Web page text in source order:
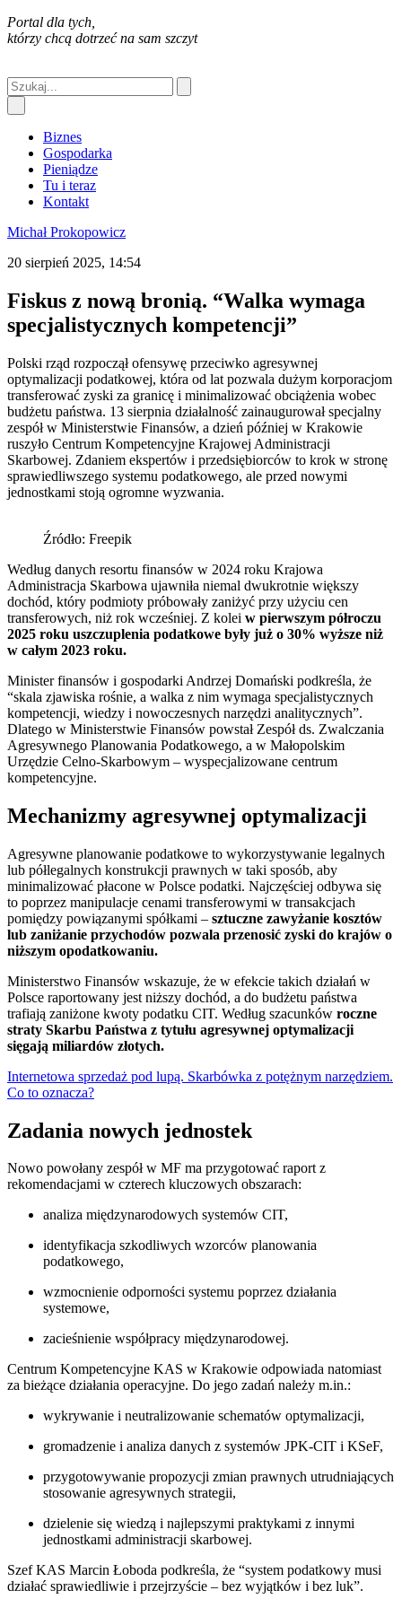
Portal dla tych,
którzy chcą dotrzeć na sam szczyt
Biznes
Gospodarka
Pieniądze
Tu i teraz
Kontakt
Michał Prokopowicz
20 sierpień 2025, 14:54
Fiskus z nową bronią. “Walka wymaga
specjalistycznych kompetencji”
Polski rząd rozpoczął ofensywę przeciwko agresywnej
optymalizacji podatkowej, która od lat pozwala dużym korporacjom
transferować zyski za granicę i minimalizować obciążenia wobec
budżetu państwa. 13 sierpnia działalność zainaugurował specjalny
zespół w Ministerstwie Finansów, a dzień później w Krakowie
ruszyło Centrum Kompetencyjne Krajowej Administracji
Skarbowej. Zdaniem ekspertów i przedsiębiorców to krok w stronę
sprawiedliwszego systemu podatkowego, ale przed nowymi
jednostkami stoją ogromne wyzwania.
Źródło: Freepik
Według danych resortu finansów w 2024 roku Krajowa
Administracja Skarbowa ujawniła niemal dwukrotnie większy
dochód, który podmioty próbowały zaniżyć przy użyciu cen
transferowych, niż rok wcześniej. Z kolei w pierwszym półroczu
2025 roku uszczuplenia podatkowe były już o 30% wyższe niż
w całym 2023 roku.
Minister finansów i gospodarki Andrzej Domański podkreśla, że
“skala zjawiska rośnie, a walka z nim wymaga specjalistycznych
kompetencji, wiedzy i nowoczesnych narzędzi analitycznych”.
Dlatego w Ministerstwie Finansów powstał Zespół ds. Zwalczania
Agresywnego Planowania Podatkowego, a w Małopolskim
Urzędzie Celno-Skarbowym – wyspecjalizowane centrum
kompetencyjne.
Mechanizmy agresywnej optymalizacji
Agresywne planowanie podatkowe to wykorzystywanie legalnych
lub półlegalnych konstrukcji prawnych w taki sposób, aby
minimalizować płacone w Polsce podatki. Najczęściej odbywa się
to poprzez manipulacje cenami transferowymi w transakcjach
pomiędzy powiązanymi spółkami – sztuczne zawyżanie kosztów
lub zaniżanie przychodów pozwala przenosić zyski do krajów o
niższym opodatkowaniu.
Ministerstwo Finansów wskazuje, że w efekcie takich działań w
Polsce raportowany jest niższy dochód, a do budżetu państwa
trafiają zaniżone kwoty podatku CIT. Według szacunków roczne
straty Skarbu Państwa z tytułu agresywnej optymalizacji
sięgają miliardów złotych.
Internetowa sprzedaż pod lupą. Skarbówka z potężnym narzędziem.
Co to oznacza?
Zadania nowych jednostek
Nowo powołany zespół w MF ma przygotować raport z
rekomendacjami w czterech kluczowych obszarach:
analiza międzynarodowych systemów CIT,
identyfikacja szkodliwych wzorców planowania
podatkowego,
wzmocnienie odporności systemu poprzez działania
systemowe,
zacieśnienie współpracy międzynarodowej.
Centrum Kompetencyjne KAS w Krakowie odpowiada natomiast
za bieżące działania operacyjne. Do jego zadań należy m.in.:
wykrywanie i neutralizowanie schematów optymalizacji,
gromadzenie i analiza danych z systemów JPK-CIT i KSeF,
przygotowywanie propozycji zmian prawnych utrudniających
stosowanie agresywnych strategii,
dzielenie się wiedzą i najlepszymi praktykami z innymi
jednostkami administracji skarbowej.
Szef KAS Marcin Łoboda podkreśla, że “system podatkowy musi
działać sprawiedliwie i przejrzyście – bez wyjątków i bez luk”.